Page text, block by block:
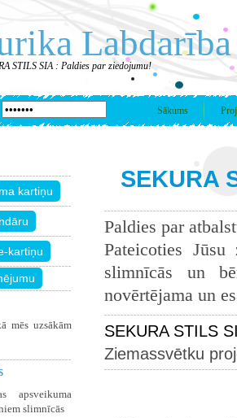
Labdarība
STILS SIA : Paldies par ziedojumu!
Sākums
mēs uzsākām
apsveikuma
slimnīcās
SEKURA
Paldies par
Pateicoties
slimnīcās un
novērtējama un
SEKURA STILS
Ziemassvētku